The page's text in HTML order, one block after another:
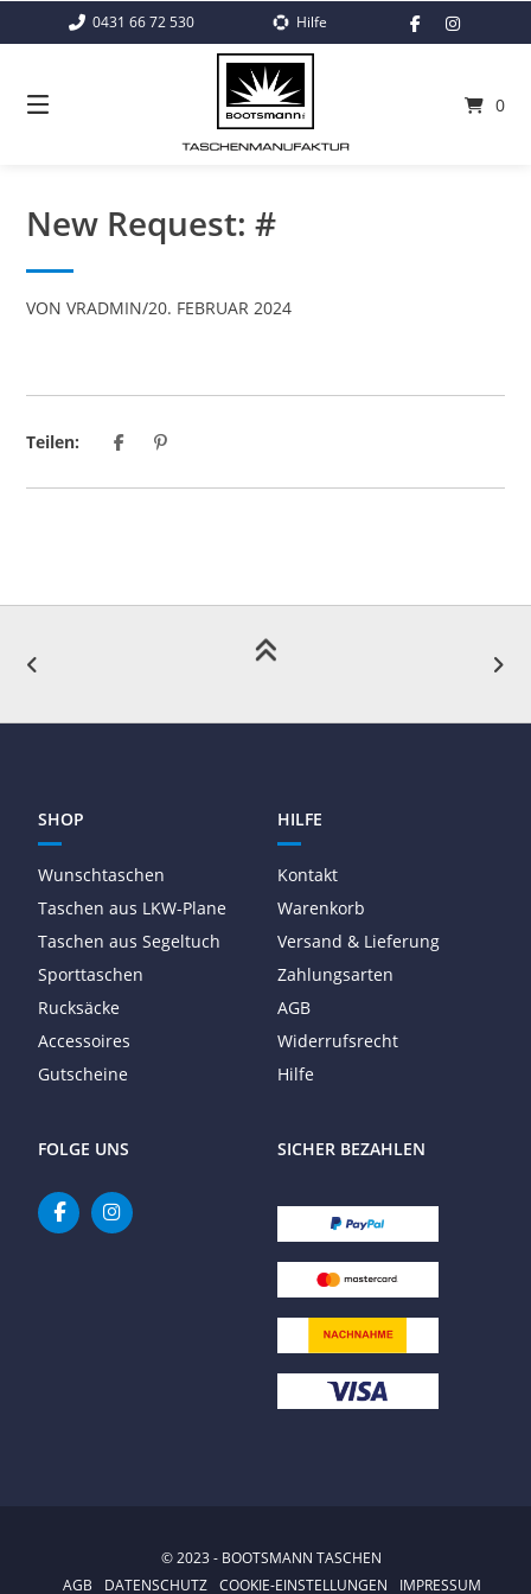
0431 66 72 530 Hilfe
0
New Request: #
VONVRADMIN/20. FEBRUAR 2024
Teilen:
SHOP
Wunschtaschen
Taschen aus LKW-Plane
Taschen aus Segeltuch
Sporttaschen
Rucksäcke
Accessoires
Gutscheine
HILFE
Kontakt
Warenkorb
Versand & Lieferung
Zahlungsarten
AGB
Widerrufsrecht
Hilfe
FOLGE UNS SICHER BEZAHLEN
© 2023 - BOOTSMANN TASCHEN
AGB
DATENSCHUTZ COOKIE-EINSTELLUNGEN IMPRESSUM